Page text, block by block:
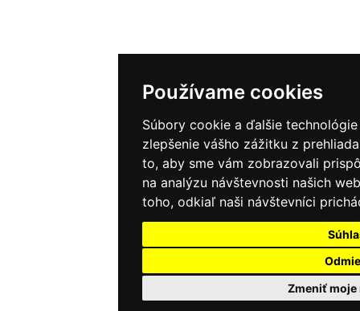
Používame cookies
Súbory cookie a ďalšie
zlepšenie vášho zážitku z
to, aby sme vám zobrazovali
na analýzu návštevnosti našich
toho, odkiaľ naši návštevníci
Zmeniť moje